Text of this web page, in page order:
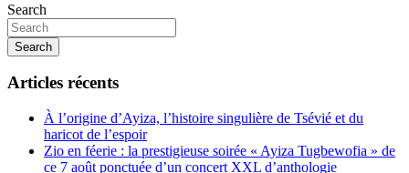
Search
Search
Articles récents
À l’origine d’Ayiza, l’histoire singulière de Tsévié et du
haricot de l’espoir
Zio en féerie : la prestigieuse soirée « Ayiza Tugbewofia » de
ce 7 août ponctuée d’un concert XXL d’anthologie